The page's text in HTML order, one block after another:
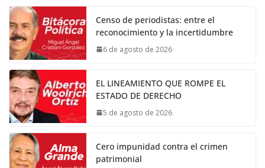
Censo de periodistas: entre el
reconocimiento y la incertidumbre
6 de agosto de 2026
EL LINEAMIENTO QUE ROMPE EL
ESTADO DE DERECHO
5 de agosto de 2026
Cero impunidad contra el crimen
patrimonial